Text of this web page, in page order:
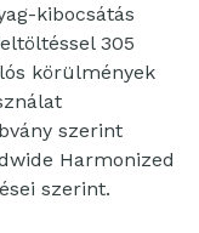
kibocsátás
305
körülmények
szerint
Harmonized
szerint.